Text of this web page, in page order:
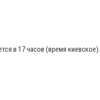
в 17 часов (время киевское).